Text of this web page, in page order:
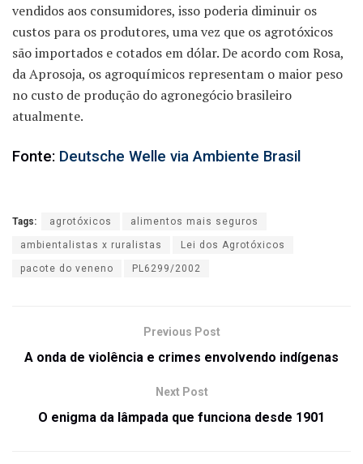
vendidos aos consumidores, isso poderia diminuir os
custos para os produtores, uma vez que os agrotóxicos
são importados e cotados em dólar. De acordo com Rosa,
da Aprosoja, os agroquímicos representam o maior peso
no custo de produção do agronegócio brasileiro
atualmente.
Fonte: Deutsche Welle via Ambiente Brasil
Tags: agrotóxicos alimentos mais seguros
ambientalistas x ruralistas Lei dos Agrotóxicos
pacote do veneno PL6299/2002
Previous Post
A onda de violência e crimes envolvendo indígenas
Next Post
O enigma da lâmpada que funciona desde 1901